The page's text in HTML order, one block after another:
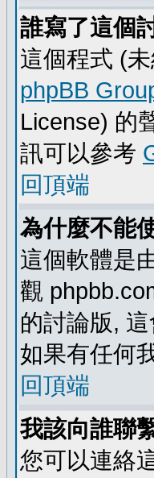
誰寫了這個
這個程式 (
phpBB
License) 的
訊可以參考
回頂端
為什麼不能
這個軟體是
觀
的討論版,
如果有任何
回頂端
我該向誰聯
您可以連絡